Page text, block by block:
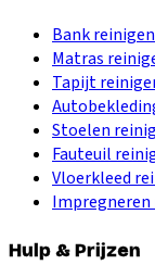
Bank reinigen
Matras
Tapijt
Stoelen
Fauteuil
Vloerkleed
Impregneren
Hulp & Prijzen